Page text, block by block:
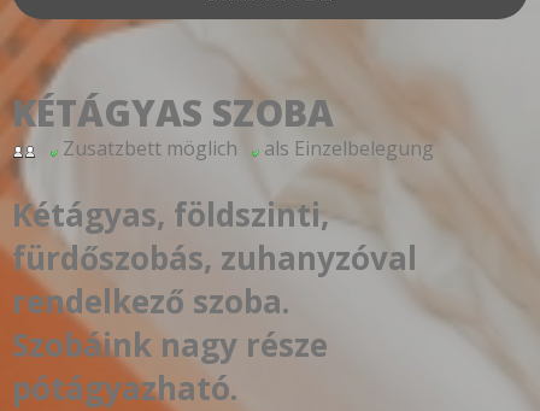
KÉTÁGYAS SZOBA
Zusatzbett möglich als Einzelbelegung
Kétágyas, földszinti,
fürdőszobás, zuhanyzóval
rendelkező szoba.
Szobáink nagy része
pótágyazható.